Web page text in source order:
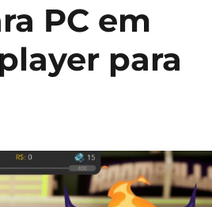
PC em
para